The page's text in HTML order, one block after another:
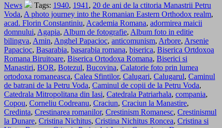
News
Tags: 1940, 1941 , 20 de ani de la ctitoria Manastrii Petru
Voda, A photo journey into the Romanian Eastern Orthodox realm,
acad. Florin Constantiniu, Academia Romana, adormirea maicii
domnului, Agapia, Album de fotografie, Album foto in editie
bilingva, Amin, Anghel Papacioc, anticomunism, Arbore, Arsenie
Papacioc, Basarabia, basarabia romana, biserica, Biserica Ortdoxoa
Romana Biruitoare, Biserica Ortodoxa Romana, Biserici si
Manastiri, BOR, Botezul, Bucovina, Calatorie foto prin lumea
ortodoxa romaneasca, Calea Sfintilor, Calugari, Calugarul, Caminul
de batrani de la Petru Voda, Caminul de copii de la Petru Voda,
Catedrala Mitropolitana din Iasi, Catedrala Patriarhala, compania,
Copou, Corneliu Codreanu, Craciun, Craciun la Manastire,
Credinta, Crestinarea romanilor, Crestinism Romanesc, Crestinismul
la Dunare, Cristina Nichitus, Cristina Nichitus Roncea, Cristina si